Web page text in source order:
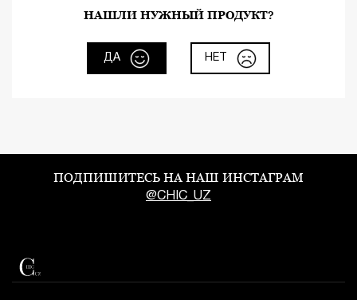
НАШЛИ НУЖНЫЙ ПРОДУКТ?
ДА НЕТ
ПОДПИШИТЕСЬ НА НАШ ИНСТАГРАМ
@CHIC_UZ